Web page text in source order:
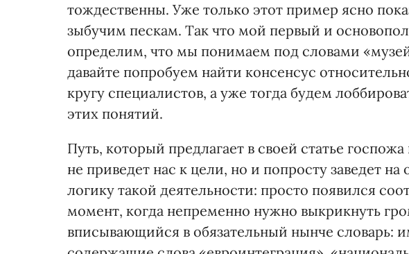
тождественны. Уже только этот пример ясно
зыбучим пескам. Так что мой первый и
определим, что мы понимаем под словами
давайте попробуем найти консенсус
кругу специалистов, а уже тогда будем
этих понятий.
Путь, который предлагает в своей статье
не приведет нас к цели, но и попросту заведет
логику такой деятельности: просто появился
момент, когда непременно нужно выкрикнуть
вписывающийся в обязательный нынче словарь: